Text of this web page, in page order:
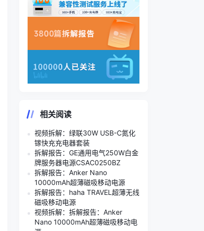
相关阅读
视频拆解：绿联30W USB-C氮化
镓快充充电器套装
拆解报告：GE通用电气250W白金
牌服务器电源CSAC0250BZ
拆解报告：Anker Nano
10000mAh超薄磁吸移动电源
拆解报告：haha TRAVEL超薄无线
磁吸移动电源
视频拆解：拆解报告：Anker
Nano 10000mAh超薄磁吸移动电